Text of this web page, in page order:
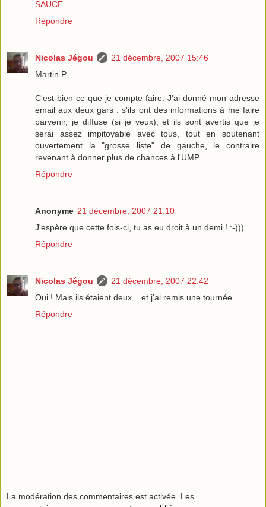
SAUCE
Répondre
Nicolas Jégou
21 décembre, 2007 15:46
Martin P.,
C'est bien ce que je compte faire. J'ai donné mon adresse
email aux deux gars : s'ils ont des informations à me faire
parvenir, je diffuse (si je veux), et ils sont avertis que je
serai assez impitoyable avec tous, tout en soutenant
ouvertement la "grosse liste" de gauche, le contraire
revenant à donner plus de chances à l'UMP.
Répondre
Anonyme 21 décembre, 2007 21:10
J'espère que cette fois-ci, tu as eu droit à un demi ! :-)))
Répondre
Nicolas Jégou
21 décembre, 2007 22:42
Oui ! Mais ils étaient deux... et j'ai remis une tournée.
Répondre
La modération des commentaires est activée. Les